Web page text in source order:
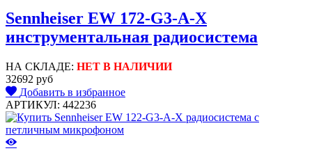
Sennheiser EW 172-G3-A-X
инструментальная радиосистема
НА СКЛАДЕ: НЕТ В НАЛИЧИИ
32692 руб
Добавить в избранное
АРТИКУЛ: 442236